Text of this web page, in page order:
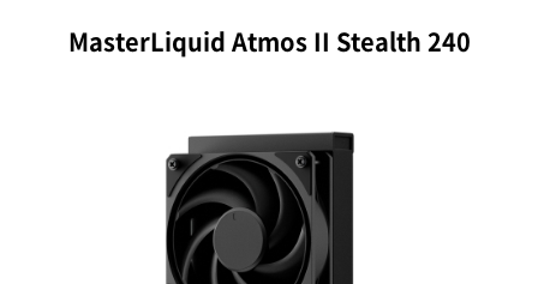
MasterLiquid Atmos II Stealth 240